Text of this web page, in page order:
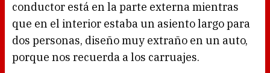
conductor está en la parte externa mientras
que en el interior estaba un asiento largo para
dos personas, diseño muy extraño en un auto,
porque nos recuerda a los carruajes.